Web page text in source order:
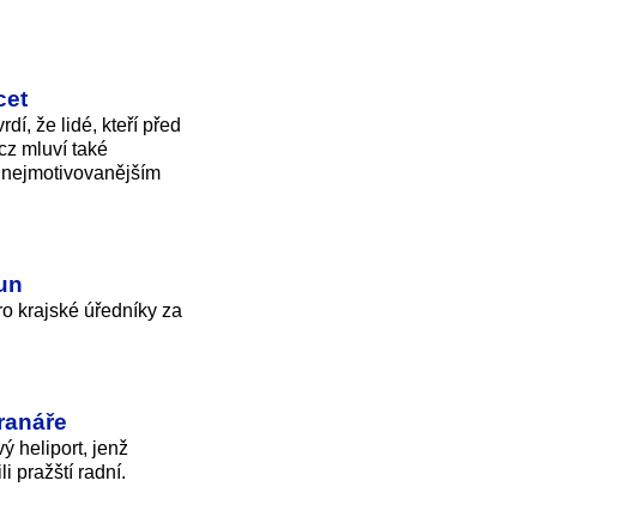
že lidé, kteří před
mluví také
krajské úředníky za
heliport, jenž
pražští radní.